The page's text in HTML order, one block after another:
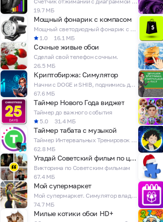
фон виджета Новогоднего таймера, его
Год уже скоро не дайте Гринчу украсть его у
ВАЖНО! Не на всех телефонах виджет может
обновления виджета, просто нажмите на него и
19.7 МБ
Мощный фонарик с компасом
Мощный светодиодный фонарик с двумя режимами работы и компасом.
1.0
16.1 МБ
Сочные живые обои
Сделай свой телефон сочным.
26.5 МБ
Криптобиржа: Симулятор
Начни с DOGE и SHIB, поднимись до BTC и ETH и покори крипторынок!
67.6 МБ
Таймер Нового Года виджет
Таймер до важного события
5.0
31.4 МБ
Таймер табата с музыкой
Таймер Интервальных Тренировок с музыкой
62.8 МБ
Угадай Советский фильм по цитате
Викторина по Советским фильмам
67.4 МБ
Мой супермаркет
Мой супермаркет. Симулятор владельца магазина.
74.7 МБ
Милые котики обои HD+